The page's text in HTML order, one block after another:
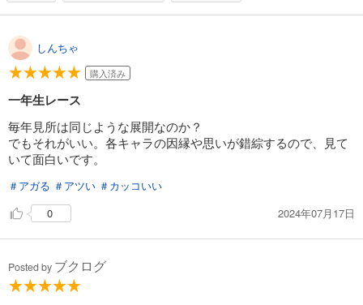
649円 (税込)
あらすじを表示する
弱虫ペダル 98
649円 (税込)
試し読み
しんちゃ
購入済み
一年生レース
毎年見所は同じような展開なのか？
でもそれがいい。各キャラの因縁や思いが錯綜するので、見て
いて面白いです。
＃アガる ＃アツい ＃カッコいい
0
2024年07月17日
Posted by ブクログ